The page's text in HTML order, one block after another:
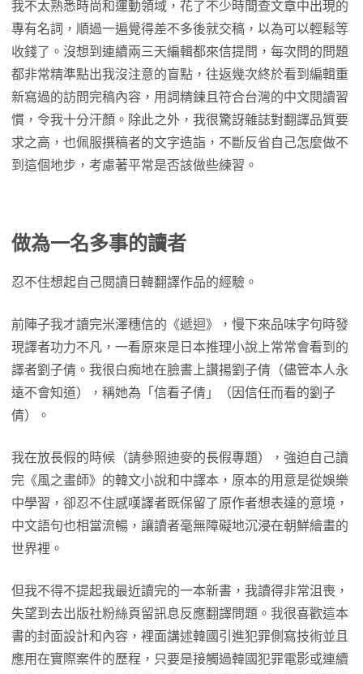
我不太熟悉時尚和運動領域，花了不少時間查文章中出現的
專有名詞，順過一遍覺得差不多後就交稿，以為可以輕鬆等
收錢了。沒想到連續兩三天編輯都來信提問，每次問的問題
都非常精準點出我沒注意的盲點，往返幾次終於看到編輯重
新寫過的訪問完稿內容，用詞精鍊且符合台灣的中文閱讀習
慣，令我十分汗顏。除此之外，我很驚訝雜誌對翻譯品質要
求之高，也佩服撰稿者的文字造詣，不斷反省自己怎麼做不
到這個地步，考慮著平常是否該做些練習。
做為一名多事的讀者
忍不住想起自己閱讀日韓翻譯作品的經驗。
前陣子我才讀完米澤穗信的《遞迴》，慢下來品味字句時發
現譯者功力不凡，一看原來是日本推理小說上常常會看到的
譯者劉子倩。我很白痴地在臉書上讚揚劉子倩（儘管本人永
遠不會知道），稱她為「信看子倩」（因信任而看的劉子
倩）。
我在放長假的時候（請參照迪麥的長假專題），強迫自己讀
完《風之畫師》的韓文小說和中譯本，原本的用意是從娛樂
中學習，卻忍不住感嘆譯者既保留了原作者想表達的意境，
中文語句也相當流暢，讓讀者毫無障礙地沉浸在朝鮮繪畫的
世界裡。
但我不得不提起我最近讀完的一本新書，我讀得非常沮喪，
失望到去出版社粉絲頁留訊息反應翻譯問題。我很喜歡這本
書的封面設計和內容，裡面講述韓國引進犯罪側寫技術並且
應用在實際案件的歷程，只要是接觸過韓國犯罪電影或連續